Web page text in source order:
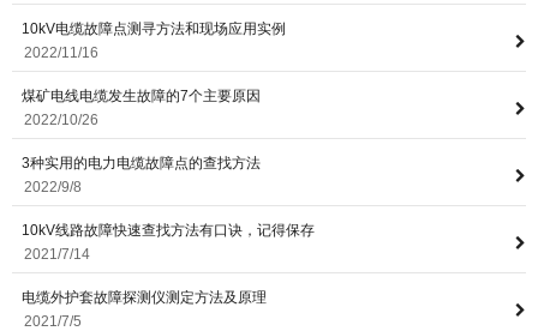
自动化
修试辅助设备
意联新品推荐
10kV电缆故障点测寻方法和现场应用实例
2022/11/16
煤矿电线电缆发生故障的7个主要原因
2022/10/26
3种实用的电力电缆故障点的查找方法
2022/9/8
10kV线路故障快速查找方法有口诀，记得保存
2021/7/14
电缆外护套故障探测仪测定方法及原理
2021/7/5